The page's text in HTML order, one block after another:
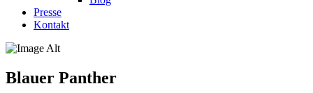
Presse
Kontakt
Blauer Panther